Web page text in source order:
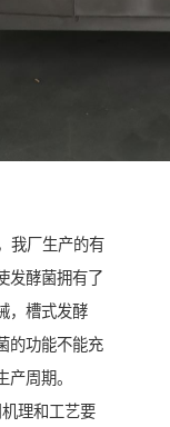
我厂生产的有
发酵菌拥有了
，槽式发酵
的功能不能充
产周期。
理和工艺要